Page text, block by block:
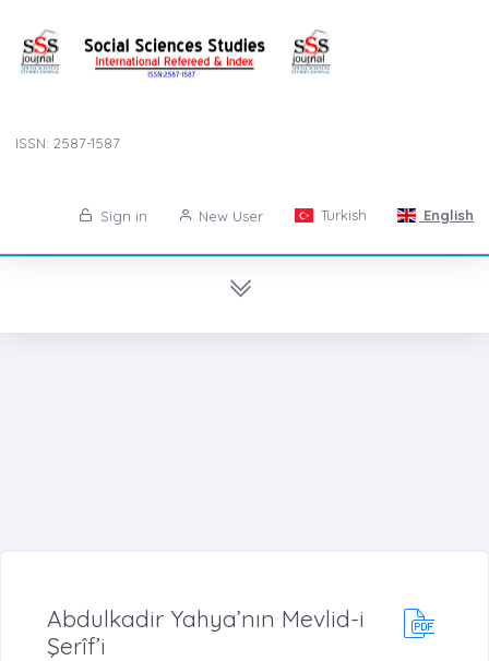
ISSN: 2587-1587
Sign in New User Turkish English
Abdulkadir Yahya’nın Mevlid-i
Şerîf’i